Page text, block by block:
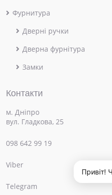
Привіт!
Фурнитура
Дверні ручки
Дверна фурнітура
Замки
Контакти
м. Дніпро
вул. Гладкова, 25
098 642 99 19
Viber
Telegram